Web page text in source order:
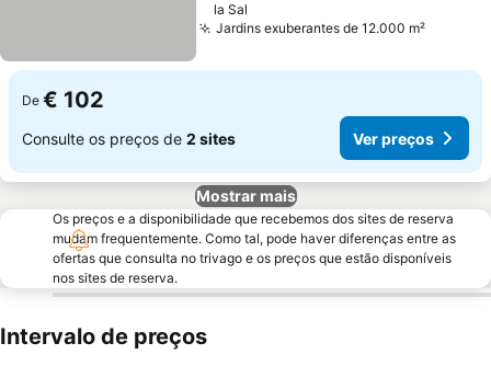
la Sal
Jardins exuberantes de 12.000 m²
De € 102
Consulte os preços de 2 sites Ver preços
Mostrar mais
Os preços e a disponibilidade que recebemos dos sites de reserva
mudam frequentemente. Como tal, pode haver diferenças entre as
ofertas que consulta no trivago e os preços que estão disponíveis
nos sites de reserva.
Intervalo de preços